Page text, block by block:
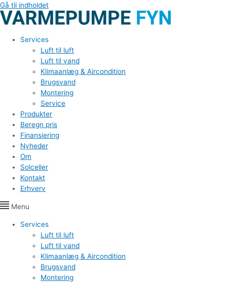
Gå til indholdet
Services
Luft til luft
Luft til vand
Klimaanlæg & Aircondition
Brugsvand
Montering
Service
Produkter
Beregn pris
Finansiering
Nyheder
Om
Solceller
Kontakt
Erhverv
Menu
Services
Luft til luft
Luft til vand
Klimaanlæg & Aircondition
Brugsvand
Montering